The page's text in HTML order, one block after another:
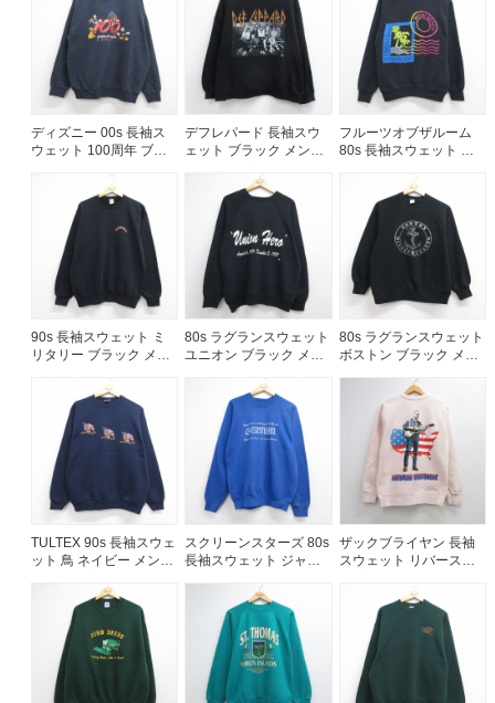
ディズニー 00s 長袖ス
ウェット 100周年 ブラ
デフレパード 長袖スウ
ェット ブラック メンズ
フルーツオブザルーム
80s 長袖スウェット マ
メンズL相当 | 古着
90s 長袖スウェット ミ
リタリー ブラック メン
80s ラグランスウェット
ユニオン ブラック メン
80s ラグランスウェット
ボストン ブラック メン
TULTEX 90s 長袖スウェ
ット 鳥 ネイビー メンズ
スクリーンスターズ 80s
長袖スウェット ジャー
ンズM相当 | 古着
ザックブライヤン 長袖
スウェット リバースタ